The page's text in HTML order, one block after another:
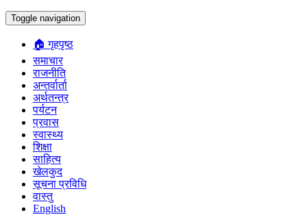
Toggle navigation
🏠 गृहपृष्ठ
समाचार
राजनीति
अन्तर्वार्ता
अर्थतन्त्र
पर्यटन
प्रवास
स्वास्थ्य
शिक्षा
साहित्य
खेलकुद
सूचना प्रविधि
वास्तु
English